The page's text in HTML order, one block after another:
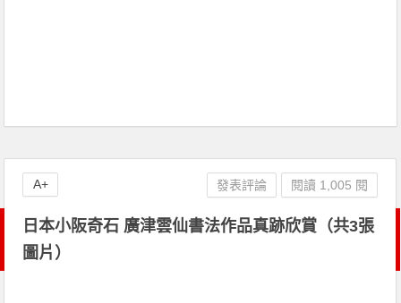
日本小阪奇石 廣津雲仙書法作品真跡欣賞（共3張
圖片）
發表評論 閱讀 1,005 閱
A+